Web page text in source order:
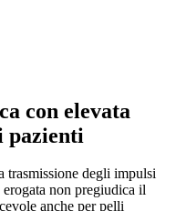
con elevata
pazienti
trasmissione degli impulsi
erogata non pregiudica il
anche per pelli